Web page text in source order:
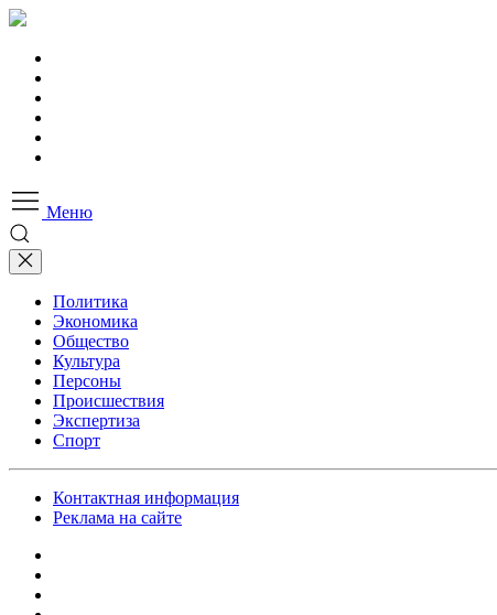
Меню
Политика
Экономика
Общество
Культура
Персоны
Происшествия
Экспертиза
Спорт
Контактная информация
Реклама на сайте